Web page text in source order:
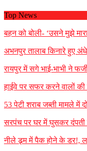
Top News
बहन को बोली- ‘उसने मुझे
अभनपुर तालाब किनारे हुए
रायपुर में सगे भाई-भाभी ने
हाईवे पर सफर करने वालों की
53 पेटी शराब जब्ती मामले में
सरपंच पर घर में घुसकर दंपती
नीले ड्र्म में पैक होने के डर!,